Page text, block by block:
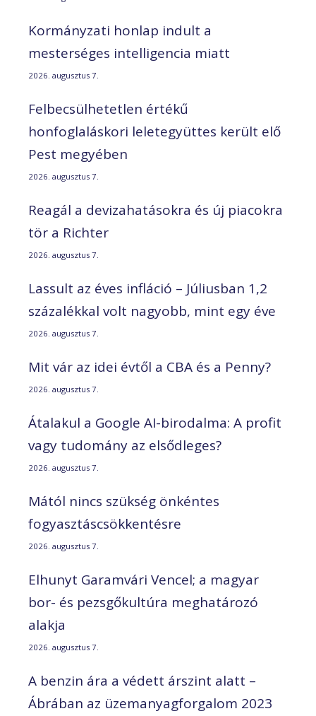
Kormányzati honlap indult a
mesterséges intelligencia miatt
2026. augusztus 7.
Felbecsülhetetlen értékű
honfoglaláskori leletegyüttes került elő
Pest megyében
2026. augusztus 7.
Reagál a devizahatásokra és új piacokra
tör a Richter
2026. augusztus 7.
Lassult az éves infláció – Júliusban 1,2
százalékkal volt nagyobb, mint egy éve
2026. augusztus 7.
Mit vár az idei évtől a CBA és a Penny?
2026. augusztus 7.
Átalakul a Google AI-birodalma: A profit
vagy tudomány az elsődleges?
2026. augusztus 7.
Mától nincs szükség önkéntes
fogyasztáscsökkentésre
2026. augusztus 7.
Elhunyt Garamvári Vencel; a magyar
bor- és pezsgőkultúra meghatározó
alakja
2026. augusztus 7.
A benzin ára a védett árszint alatt –
Ábrában az üzemanyagforgalom 2023